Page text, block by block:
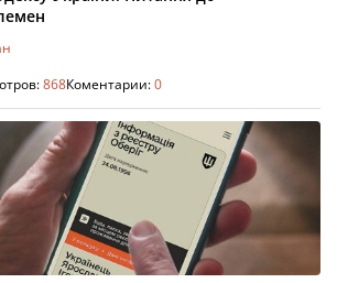
868Коментарии:0